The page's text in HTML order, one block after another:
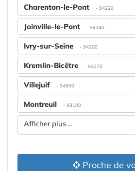
Charenton-le-Pont - 94220
Joinville-le-Pont - 94340
Ivry-sur-Seine - 94200
Kremlin-Bicêtre - 94270
Villejuif - 94800
Montreuil - 93100
Afficher plus....
Proche de